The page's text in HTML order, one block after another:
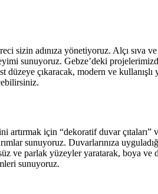
sizin adınıza yönetiyoruz. Alçı sıva
sunuyoruz. Gebze’deki
çıkaracak, modern ve kullanışlı
için “dekoratif duvar çıtaları”
sunuyoruz. Duvarlarınıza
ve parlak yüzeyler yaratarak, boya ve
sunuyoruz.